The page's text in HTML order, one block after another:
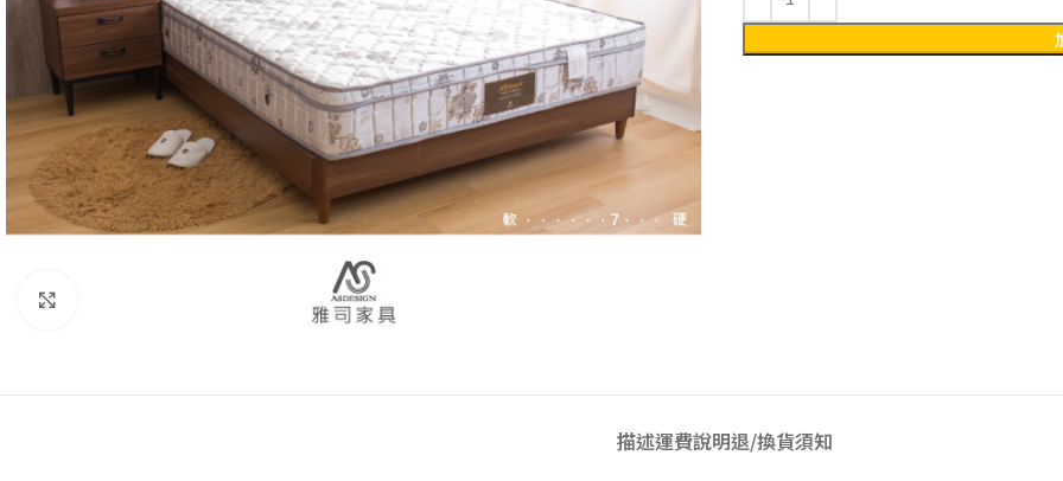
描述運費說明退/換貨須知